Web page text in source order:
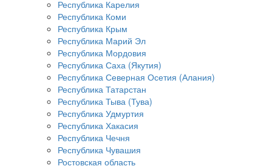
Республика Карелия
Республика Коми
Республика Крым
Республика Марий Эл
Республика Мордовия
Республика Саха (Якутия)
Республика Северная Осетия (Алания)
Республика Татарстан
Республика Тыва (Тува)
Республика Удмуртия
Республика Хакасия
Республика Чечня
Республика Чувашия
Ростовская область